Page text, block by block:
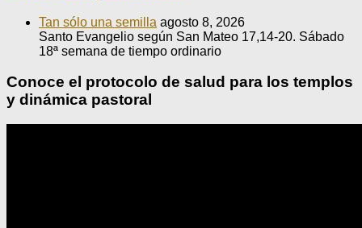
Tan sólo una semilla agosto 8, 2026
Santo Evangelio según San Mateo 17,14-20. Sábado
18ª semana de tiempo ordinario
Conoce el protocolo de salud para los templos
y dinámica pastoral